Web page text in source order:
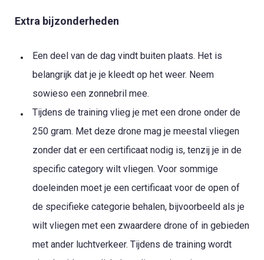
Extra bijzonderheden
Een deel van de dag vindt buiten plaats. Het is
belangrijk dat je je kleedt op het weer. Neem
sowieso een zonnebril mee.
Tijdens de training vlieg je met een drone onder de
250 gram. Met deze drone mag je meestal vliegen
zonder dat er een certificaat nodig is, tenzij je in de
specific category wilt vliegen. Voor sommige
doeleinden moet je een certificaat voor de open of
de specifieke categorie behalen, bijvoorbeeld als je
wilt vliegen met een zwaardere drone of in gebieden
met ander luchtverkeer. Tijdens de training wordt